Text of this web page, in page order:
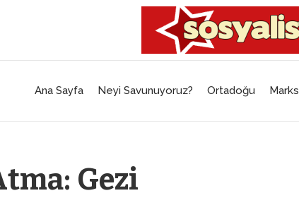
Ana Sayfa Neyi Savunuyoruz? Ortadoğu
Gezi